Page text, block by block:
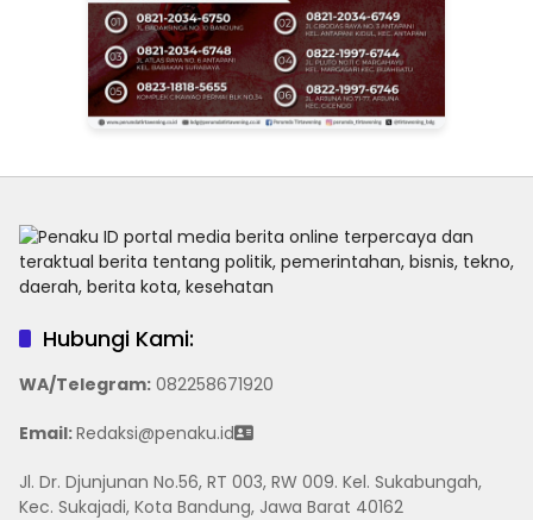
Hubungi Kami:
WA/Telegram: 082258671920
Email:Redaksi@penaku.id
Jl. Dr. Djunjunan No.56, RT 003, RW 009. Kel. Sukabungah,
Kec. Sukajadi, Kota Bandung, Jawa Barat 40162